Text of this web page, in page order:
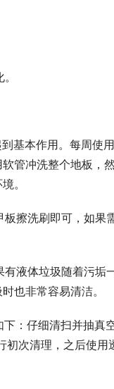
基本作用。每周使
管冲洗整个地板，
。
擦洗刷即可，如果
液体垃圾随着污垢
也非常容易清洁。
：仔细清扫并抽真
次清理，之后使用